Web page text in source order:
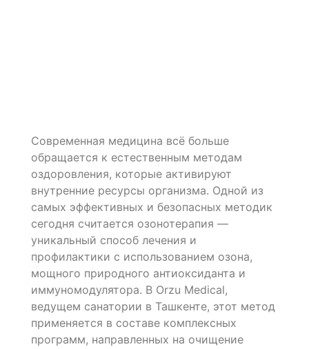
Современная медицина всё больше
обращается к естественным методам
оздоровления, которые активируют
внутренние ресурсы организма. Одной из
самых эффективных и безопасных методик
сегодня считается озонотерапия —
уникальный способ лечения и
профилактики с использованием озона,
мощного природного антиоксиданта и
иммуномодулятора. В Orzu Medical,
ведущем санатории в Ташкенте, этот метод
применяется в составе комплексных
программ, направленных на очищение